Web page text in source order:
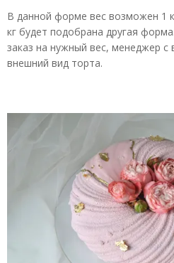
В данной форме вес возможен 1
кг будет подобрана другая
заказ на нужный вес, менеджер с
внешний вид торта.